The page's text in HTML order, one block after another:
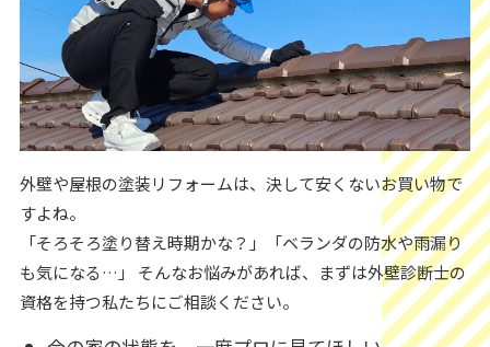
外壁や屋根の塗装リフォームは、決して安くないお買い物で
すよね。
「そろそろ塗り替え時期かな？」「ベランダの防水や雨漏り
も気になる…」 そんなお悩みがあれば、まずは外壁診断士の
資格を持つ私たちにご相談ください。